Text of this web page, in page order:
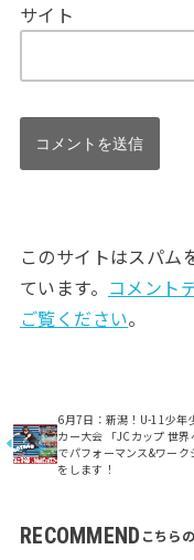
サイト
このサイトはスパム
ています。 コメント
ご覧ください。
6月7日：新潟！U-11少年
カー大会 「JCカップ 世界
でパフォーマンス&ワーク
をします！
RECOMMEND